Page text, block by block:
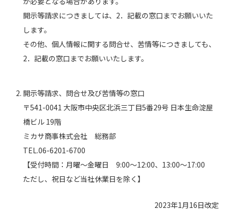
開示等請求につきましては、2．記載の窓口までお願いいた
します。
その他、個人情報に関する問合せ、苦情等につきましても、
2．記載の窓口までお願いいたします。
開示等請求、問合せ及び苦情等の窓口
〒541-0041 大阪市中央区北浜三丁目5番29号 日本生命淀屋
橋ビル 19階
ミカサ商事株式会社 総務部
TEL.06-6201-6700
【受付時間：月曜～金曜日 9:00～12:00、13:00～17:00
ただし、祝日など当社休業日を除く】
2023年1月16日改定